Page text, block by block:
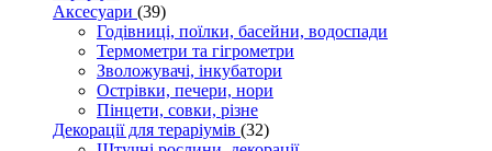
Аксесуари (39)
Годівниці, поїлки, басейни, водоспади
Термометри та гігрометри
Зволожувачі, інкубатори
Острівки, печери, нори
Пінцети, совки, різне
Декорації для тераріумів (32)